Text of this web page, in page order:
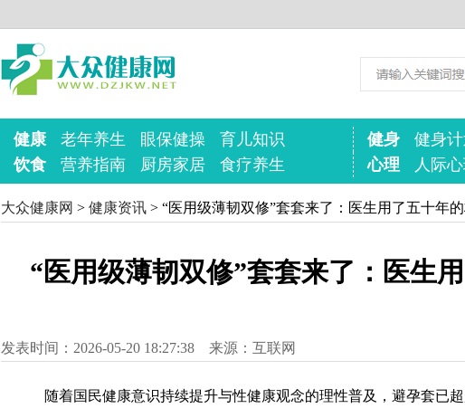
健康 老年养生 眼保健操 育儿知识 健身 健身计
饮食
营养指南 厨房家居 食疗养生 心理 人际
大众健康网 > 健康资讯 > “医用级薄韧双修”套套来了：医生用了五十年
“医用级薄韧双修”套套来了：医生
发表时间：2026-05-20 18:27:38 来源：互联网
随着国民健康意识持续提升与性健康观念的理性普及，避孕套已